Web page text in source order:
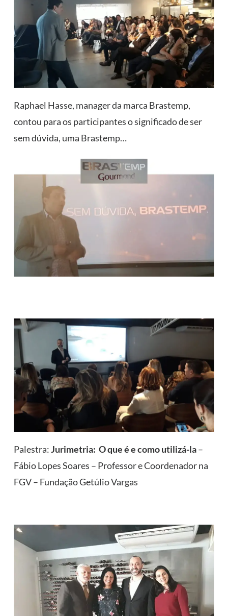
Raphael Hasse, manager da marca Brastemp,
contou para os participantes o significado de ser
sem dúvida, uma Brastemp…
Palestra:Jurimetria: O que é e como utilizá-la–
Fábio Lopes Soares – Professor e Coordenador na
FGV – Fundação Getúlio Vargas